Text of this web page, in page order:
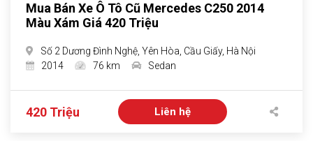
Mua Bán Xe Ô Tô Cũ Mercedes C250 2014
Màu Xám Giá 420 Triệu
Số 2 Dương Đình Nghệ, Yên Hòa, Cầu Giấy, Hà Nội
2014
76 km Sedan
420 Triệu Liên hệ